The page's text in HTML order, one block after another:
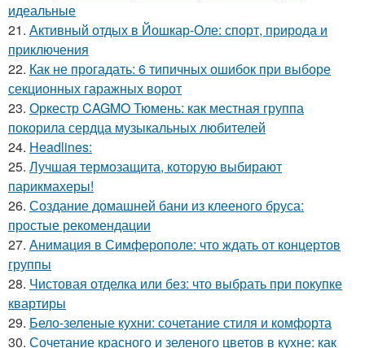
идеальные
21. Активный отдых в Йошкар-Оле: спорт, природа и
приключения
22. Как не прогадать: 6 типичных ошибок при выборе
секционных гаражных ворот
23. Оркестр CAGMO Тюмень: как местная группа
покорила сердца музыкальных любителей
24. Headlines:
25. Лучшая термозащита, которую выбирают
парикмахеры!
26. Создание домашней бани из клееного бруса:
простые рекомендации
27. Анимация в Симферополе: что ждать от концертов
группы
28. Чистовая отделка или без: что выбрать при покупке
квартиры
29. Бело-зеленые кухни: сочетание стиля и комфорта
30. Сочетание красного и зеленого цветов в кухне: как